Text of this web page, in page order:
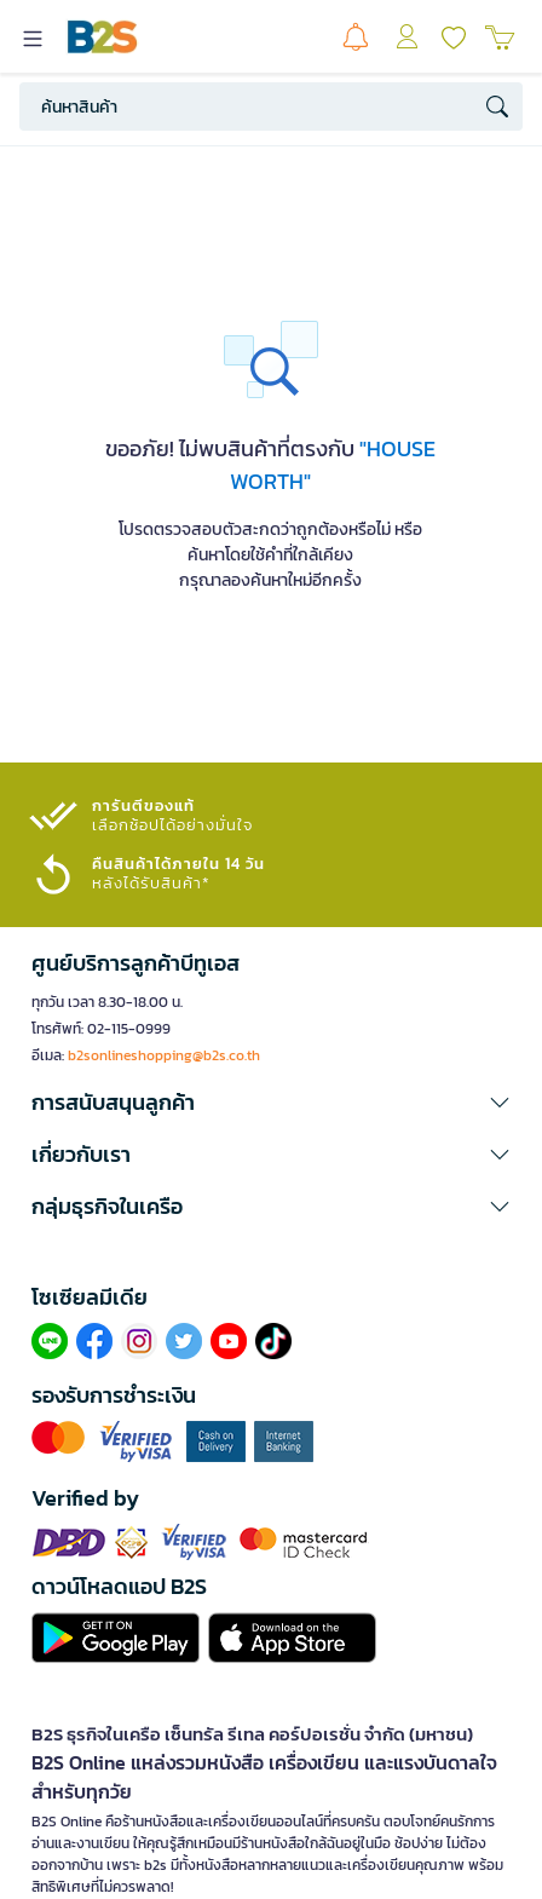
ขออภัย! ไม่พบสินค้าที่ตรงกับ"HOUSE
WORTH"
โปรดตรวจสอบตัวสะกดว่าถูกต้องหรือไม่ หรือ
ค้นหาโดยใช้คำที่ใกล้เคียง
กรุณาลองค้นหาใหม่อีกครั้ง
การันตีของแท้
เลือกช้อปได้อย่างมั่นใจ​
คืนสินค้าได้ภายใน 14 วัน
หลังได้รับสินค้า*
ศูนย์บริการลูกค้าบีทูเอส
ทุกวัน เวลา 8.30-18.00 น.
โทรศัพท์: 02-115-0999
อีเมล:b2sonlineshopping@b2s.co.th
การสนับสนุนลูกค้า
เกี่ยวกับเรา
กลุ่มธุรกิจในเครือ
โซเซียลมีเดีย​
รองรับการชำระเงิน
Verified by
ดาวน์โหลดแอป B2S
B2S ธุรกิจในเครือ เซ็นทรัล รีเทล คอร์ปอเรชั่น จำกัด (มหาชน)
B2S Online แหล่งรวมหนังสือ เครื่องเขียน และแรงบันดาลใจ
สำหรับทุกวัย
B2S Online คือร้านหนังสือและเครื่องเขียนออนไลน์ที่ครบครัน ตอบโจทย์คนรักการ
อ่านและงานเขียน ให้คุณรู้สึกเหมือนมีร้านหนังสือใกล้ฉันอยู่ในมือ ช้อปง่าย ไม่ต้อง
ออกจากบ้าน เพราะ b2s มีทั้งหนังสือหลากหลายแนวและเครื่องเขียนคุณภาพ พร้อม
สิทธิพิเศษที่ไม่ควรพลาด!